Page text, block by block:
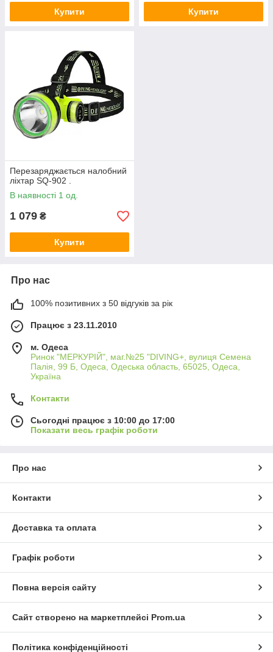
Купити Купити
Перезаряджається налобний
ліхтар SQ-902 .
В наявності 1 од.
1 079 ₴
Купити
Про нас
100% позитивних з 50 відгуків за рік
Працює з 23.11.2010
м. Одеса
Ринок "МЕРКУРІЙ", маг.№25 "DIVING+, вулиця Семена
Палія, 99 Б, Одеса, Одеська область, 65025, Одеса,
Україна
Контакти
Сьогодні працює з 10:00 до 17:00
Показати весь графік роботи
Про нас
Контакти
Доставка та оплата
Графік роботи
Повна версія сайту
Сайт створено на маркетплейсі Prom.ua
Політика конфіденційності